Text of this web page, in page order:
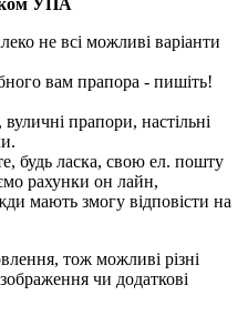
УПА
не всі можливі варіанти
вам прапора - пишіть!
прапори, настільні
будь ласка, свою ел. пошту
рахунки он лайн,
мають змогу відповісти на
тож можливі різні
чи додаткові